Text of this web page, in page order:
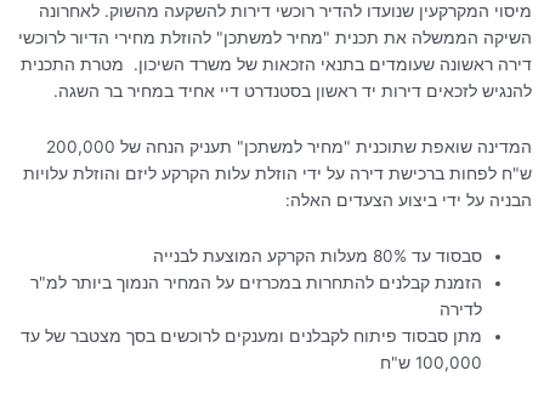
מיסוי המקרקעין שנועדו להדיר רוכשי דירות להשקעה מהשוק. לאחרונה
השיקה הממשלה את תכנית "מחיר למשתכן" להוזלת מחירי הדיור לרוכשי
דירה ראשונה שעומדים בתנאי הזכאות של משרד השיכון. מטרת התכנית
להנגיש לזכאים דירות יד ראשון בסטנדרט דיי אחיד במחיר בר השגה.
המדינה שואפת שתוכנית "מחיר למשתכן" תעניק הנחה של 200,000
ש"ח לפחות ברכישת דירה על ידי הוזלת עלות הקרקע ליזם והוזלת עלויות
הבניה על ידי ביצוע הצעדים האלה:
סבסוד עד 80% מעלות הקרקע המוצעת לבנייה
הזמנת קבלנים להתחרות במכרזים על המחיר הנמוך ביותר למ"ר
לדירה
מתן סבסוד פיתוח לקבלנים ומענקים לרוכשים בסך מצטבר של עד
100,000 ש"ח